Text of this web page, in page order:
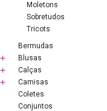
Moletons
Sobretudos
Tricots
Bermudas
Blusas
Calças
Camisas
Coletes
Conjuntos